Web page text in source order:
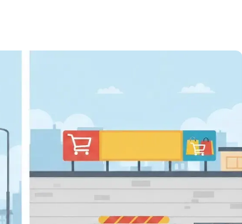
ładowaniem dla samochodów
Transport metrem w Pradze
Parkowanie w Pilźnie
Park & Ride (P+R)